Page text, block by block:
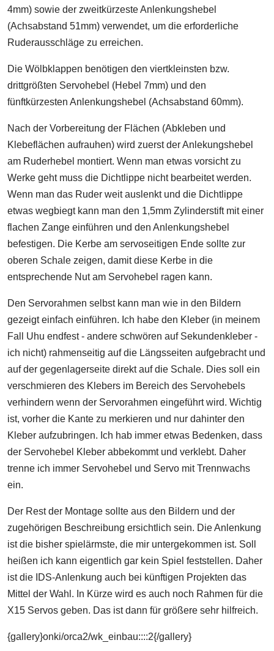
4mm) sowie der zweitkürzeste Anlenkungshebel
(Achsabstand 51mm) verwendet, um die erforderliche
Ruderausschläge zu erreichen.
Die Wölbklappen benötigen den viertkleinsten bzw.
drittgrößten Servohebel (Hebel 7mm) und den
fünftkürzesten Anlenkungshebel (Achsabstand 60mm).
Nach der Vorbereitung der Flächen (Abkleben und
Klebeflächen aufrauhen) wird zuerst der Anlekungshebel
am Ruderhebel montiert. Wenn man etwas vorsicht zu
Werke geht muss die Dichtlippe nicht bearbeitet werden.
Wenn man das Ruder weit auslenkt und die Dichtlippe
etwas wegbiegt kann man den 1,5mm Zylinderstift mit einer
flachen Zange einführen und den Anlenkungshebel
befestigen. Die Kerbe am servoseitigen Ende sollte zur
oberen Schale zeigen, damit diese Kerbe in die
entsprechende Nut am Servohebel ragen kann.
Den Servorahmen selbst kann man wie in den Bildern
gezeigt einfach einführen. Ich habe den Kleber (in meinem
Fall Uhu endfest - andere schwören auf Sekundenkleber -
ich nicht) rahmenseitig auf die Längsseiten aufgebracht und
auf der gegenlagerseite direkt auf die Schale. Dies soll ein
verschmieren des Klebers im Bereich des Servohebels
verhindern wenn der Servorahmen eingeführt wird. Wichtig
ist, vorher die Kante zu merkieren und nur dahinter den
Kleber aufzubringen. Ich hab immer etwas Bedenken, dass
der Servohebel Kleber abbekommt und verklebt. Daher
trenne ich immer Servohebel und Servo mit Trennwachs
ein.
Der Rest der Montage sollte aus den Bildern und der
zugehörigen Beschreibung ersichtlich sein. Die Anlenkung
ist die bisher spielärmste, die mir untergekommen ist. Soll
heißen ich kann eigentlich gar kein Spiel feststellen. Daher
ist die IDS-Anlenkung auch bei künftigen Projekten das
Mittel der Wahl. In Kürze wird es auch noch Rahmen für die
X15 Servos geben. Das ist dann für größere sehr hilfreich.
{gallery}onki/orca2/wk_einbau::::2{/gallery}